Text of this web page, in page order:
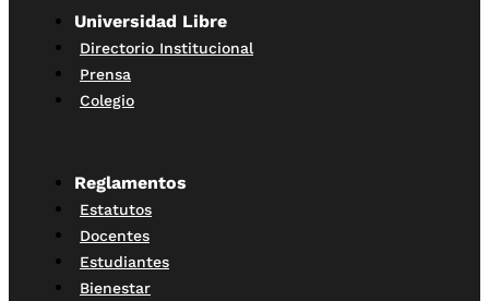
Universidad Libre
Directorio Institucional
Prensa
Colegio
Reglamentos
Estatutos
Docentes
Estudiantes
Bienestar